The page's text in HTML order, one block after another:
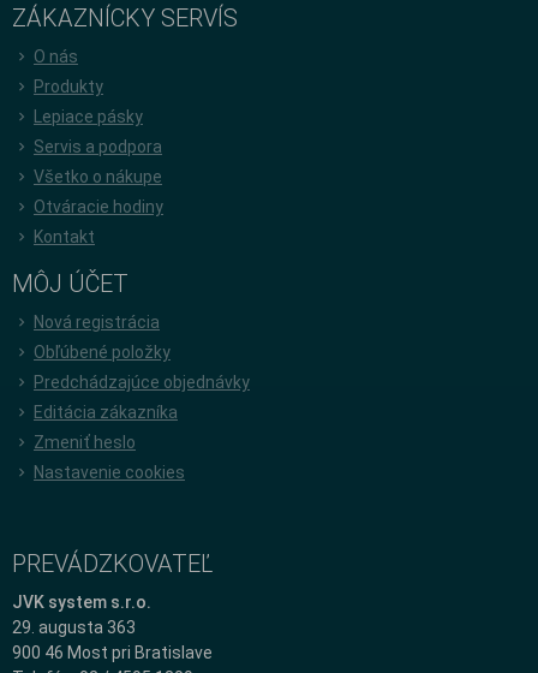
ZÁKAZNÍCKY SERVÍS
O nás
Produkty
Lepiace pásky
Servis a podpora
Všetko o nákupe
Otváracie hodiny
Kontakt
MÔJ ÚČET
Nová registrácia
Obľúbené položky
Predchádzajúce objednávky
Editácia zákazníka
Zmeniť heslo
Nastavenie cookies
PREVÁDZKOVATEĽ
JVK system s.r.o.
29. augusta 363
900 46 Most pri Bratislave